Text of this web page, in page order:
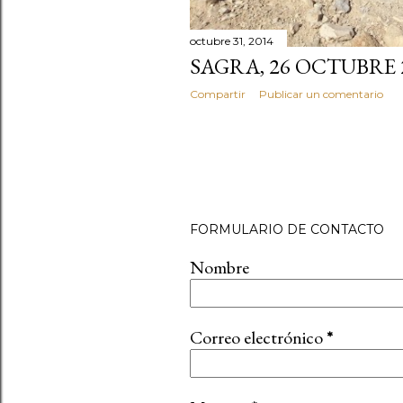
octubre 31, 2014
SAGRA, 26 OCTUBRE
Compartir Publicar un comentario
FORMULARIO DE CONTACTO
Nombre
Correo electrónico*